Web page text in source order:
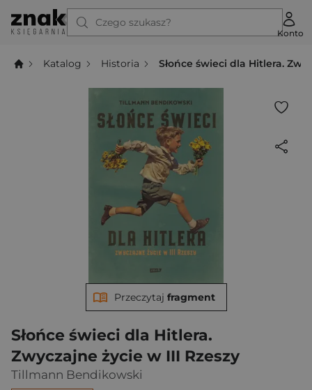
Czego szukasz?
Konto
Katalog Historia Słońce świeci dla Hitlera.
Słońce świeci dla Hitlera.
Zwyczajne życie w III Rzeszy
Tillmann Bendikowski
Przeczytaj fragment